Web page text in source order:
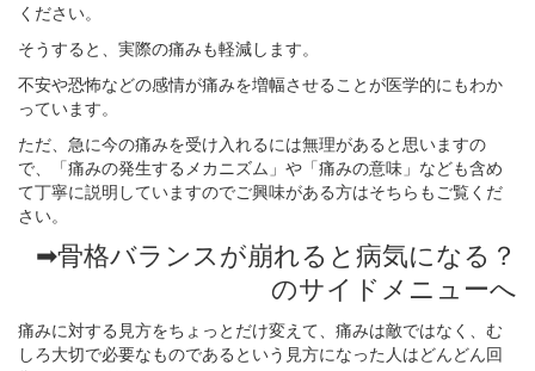
ください。
そうすると、実際の痛みも軽減します。
不安や恐怖などの感情が痛みを増幅させることが医学的にもわか
っています。
ただ、急に今の痛みを受け入れるには無理があると思いますの
で、「痛みの発生するメカニズム」や「痛みの意味」なども含め
て丁寧に説明していますのでご興味がある方はそちらもご覧くだ
さい。
➡骨格バランスが崩れると病気になる？
のサイドメニューへ
痛みに対する見方をちょっとだけ変えて、痛みは敵ではなく、む
しろ大切で必要なものであるという見方になった人はどんどん回